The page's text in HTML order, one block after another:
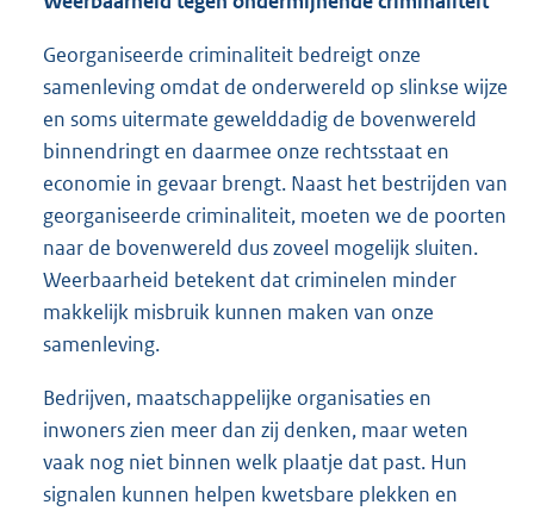
Georganiseerde criminaliteit bedreigt onze
samenleving omdat de onderwereld op slinkse wijze
en soms uitermate gewelddadig de bovenwereld
binnendringt en daarmee onze rechtsstaat en
economie in gevaar brengt. Naast het bestrijden van
georganiseerde criminaliteit, moeten we de poorten
naar de bovenwereld dus zoveel mogelijk sluiten.
Weerbaarheid betekent dat criminelen minder
makkelijk misbruik kunnen maken van onze
samenleving.
Bedrijven, maatschappelijke organisaties en
inwoners zien meer dan zij denken, maar weten
vaak nog niet binnen welk plaatje dat past. Hun
signalen kunnen helpen kwetsbare plekken en